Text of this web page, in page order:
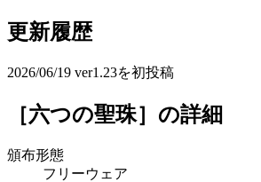
更新履歴
2026/06/19 ver1.23を初投稿
［六つの聖珠］ の詳細
頒布形態
フリーウェア